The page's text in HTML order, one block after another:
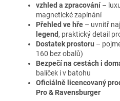
vzhled a zpracování –
magnetické zapínání
Přehled ve hře – uvnitř
legend, praktický detail
Dostatek prostoru –
160 bez obalů)
Bezpečí na cestách i
balíček i v batohu
Oficiálně licencovaný
Pro & Ravensburger